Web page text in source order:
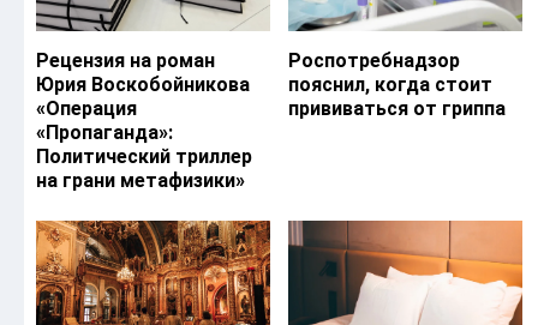
Рецензия на роман
Юрия Воскобойникова
«Операция
«Пропаганда»:
Политический триллер
на грани метафизики»
Роспотребнадзор
пояснил, когда стоит
прививаться от гриппа